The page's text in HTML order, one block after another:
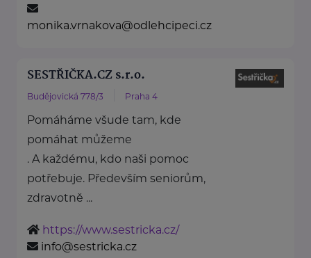
monika.vrnakova@odlehcipeci.cz
SESTŘIČKA.CZ s.r.o.
Budějovická 778/3 Praha 4
Pomáháme všude tam, kde
pomáhat můžeme
. A každému, kdo naši pomoc
potřebuje. Především seniorům,
zdravotně ...
https://www.sestricka.cz/
info@sestricka.cz